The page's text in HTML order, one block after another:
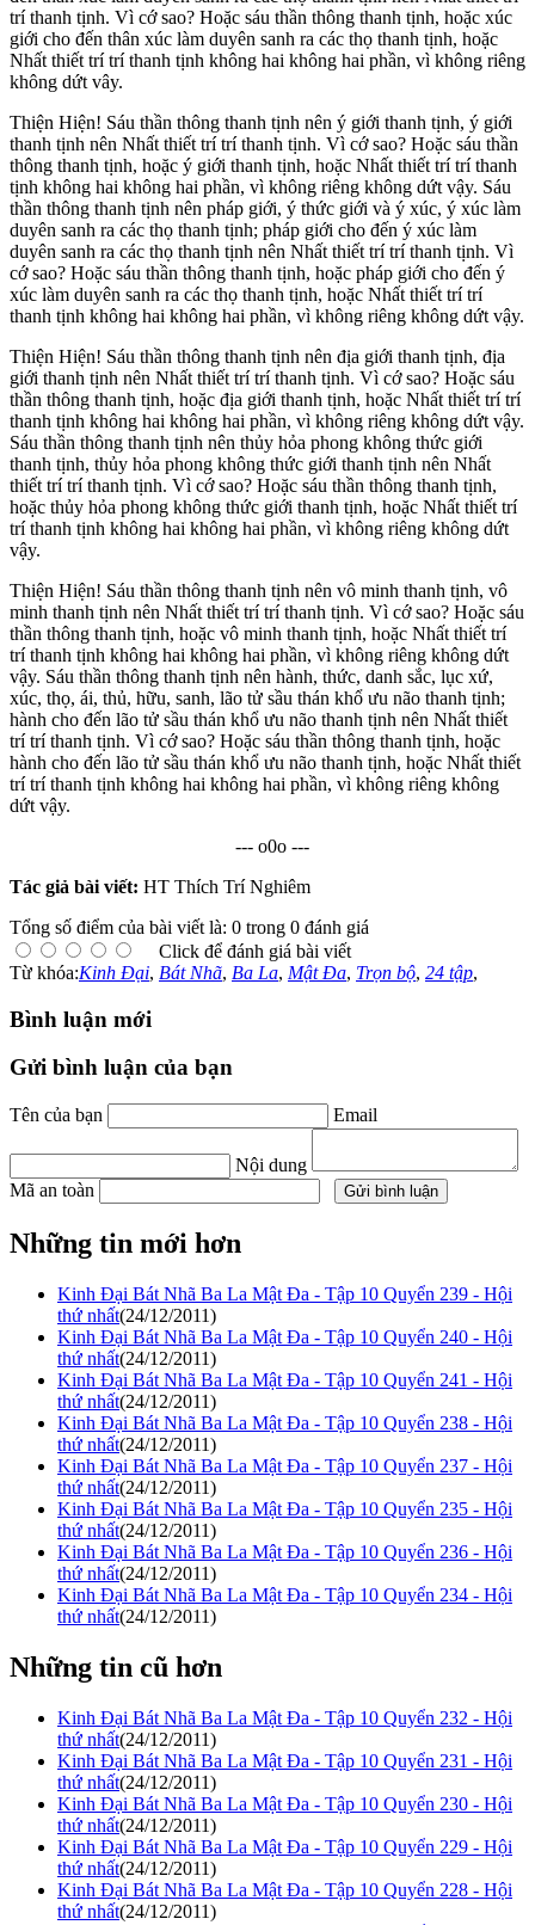
trí thanh tịnh. Vì cớ sao? Hoặc sáu thần thông thanh tịnh, hoặc xúc
giới cho đến thân xúc làm duyên sanh ra các thọ thanh tịnh, hoặc
Nhất thiết trí trí thanh tịnh không hai không hai phần, vì không riêng
không dứt vây.
Thiện Hiện! Sáu thần thông thanh tịnh nên ý giới thanh tịnh, ý giới
thanh tịnh nên Nhất thiết trí trí thanh tịnh. Vì cớ sao? Hoặc sáu thần
thông thanh tịnh, hoặc ý giới thanh tịnh, hoặc Nhất thiết trí trí thanh
tịnh không hai không hai phần, vì không riêng không dứt vậy. Sáu
thần thông thanh tịnh nên pháp giới, ý thức giới và ý xúc, ý xúc làm
duyên sanh ra các thọ thanh tịnh; pháp giới cho đến ý xúc làm
duyên sanh ra các thọ thanh tịnh nên Nhất thiết trí trí thanh tịnh. Vì
cớ sao? Hoặc sáu thần thông thanh tịnh, hoặc pháp giới cho đến ý
xúc làm duyên sanh ra các thọ thanh tịnh, hoặc Nhất thiết trí trí
thanh tịnh không hai không hai phần, vì không riêng không dứt vậy.
Thiện Hiện! Sáu thần thông thanh tịnh nên địa giới thanh tịnh, địa
giới thanh tịnh nên Nhất thiết trí trí thanh tịnh. Vì cớ sao? Hoặc sáu
thần thông thanh tịnh, hoặc địa giới thanh tịnh, hoặc Nhất thiết trí trí
thanh tịnh không hai không hai phần, vì không riêng không dứt vậy.
Sáu thần thông thanh tịnh nên thủy hỏa phong không thức giới
thanh tịnh, thủy hỏa phong không thức giới thanh tịnh nên Nhất
thiết trí trí thanh tịnh. Vì cớ sao? Hoặc sáu thần thông thanh tịnh,
hoặc thủy hỏa phong không thức giới thanh tịnh, hoặc Nhất thiết trí
trí thanh tịnh không hai không hai phần, vì không riêng không dứt
vậy.
Thiện Hiện! Sáu thần thông thanh tịnh nên vô minh thanh tịnh, vô
minh thanh tịnh nên Nhất thiết trí trí thanh tịnh. Vì cớ sao? Hoặc sáu
thần thông thanh tịnh, hoặc vô minh thanh tịnh, hoặc Nhất thiết trí
trí thanh tịnh không hai không hai phần, vì không riêng không dứt
vậy. Sáu thần thông thanh tịnh nên hành, thức, danh sắc, lục xứ,
xúc, thọ, ái, thủ, hữu, sanh, lão tử sầu thán khổ ưu não thanh tịnh;
hành cho đến lão tử sầu thán khổ ưu não thanh tịnh nên Nhất thiết
trí trí thanh tịnh. Vì cớ sao? Hoặc sáu thần thông thanh tịnh, hoặc
hành cho đến lão tử sầu thán khổ ưu não thanh tịnh, hoặc Nhất thiết
trí trí thanh tịnh không hai không hai phần, vì không riêng không
dứt vậy.
--- o0o ---
Tác giả bài viết: HT Thích Trí Nghiêm
Tổng số điểm của bài viết là: 0 trong 0 đánh giá
Click để đánh giá bài viết
Từ khóa:Kinh Đại, Bát Nhã, Ba La, Mật Đa, Trọn bộ, 24 tập,
Bình luận mới
Gửi bình luận của bạn
Tên của bạn Email
Nội dung
Mã an toàn
Những tin mới hơn
Kinh Đại Bát Nhã Ba La Mật Đa - Tập 10 Quyển 239 - Hội
thứ nhất(24/12/2011)
Kinh Đại Bát Nhã Ba La Mật Đa - Tập 10 Quyển 240 - Hội
thứ nhất(24/12/2011)
Kinh Đại Bát Nhã Ba La Mật Đa - Tập 10 Quyển 241 - Hội
thứ nhất(24/12/2011)
Kinh Đại Bát Nhã Ba La Mật Đa - Tập 10 Quyển 238 - Hội
thứ nhất(24/12/2011)
Kinh Đại Bát Nhã Ba La Mật Đa - Tập 10 Quyển 237 - Hội
thứ nhất(24/12/2011)
Kinh Đại Bát Nhã Ba La Mật Đa - Tập 10 Quyển 235 - Hội
thứ nhất(24/12/2011)
Kinh Đại Bát Nhã Ba La Mật Đa - Tập 10 Quyển 236 - Hội
thứ nhất(24/12/2011)
Kinh Đại Bát Nhã Ba La Mật Đa - Tập 10 Quyển 234 - Hội
thứ nhất(24/12/2011)
Những tin cũ hơn
Kinh Đại Bát Nhã Ba La Mật Đa - Tập 10 Quyển 232 - Hội
thứ nhất(24/12/2011)
Kinh Đại Bát Nhã Ba La Mật Đa - Tập 10 Quyển 231 - Hội
thứ nhất(24/12/2011)
Kinh Đại Bát Nhã Ba La Mật Đa - Tập 10 Quyển 230 - Hội
thứ nhất(24/12/2011)
Kinh Đại Bát Nhã Ba La Mật Đa - Tập 10 Quyển 229 - Hội
thứ nhất(24/12/2011)
Kinh Đại Bát Nhã Ba La Mật Đa - Tập 10 Quyển 228 - Hội
thứ nhất(24/12/2011)